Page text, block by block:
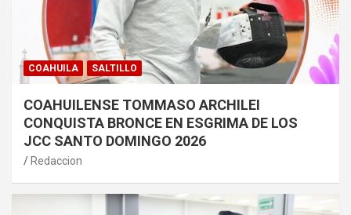
COAHUILA SALTILLO
COAHUILENSE TOMMASO ARCHILEI
CONQUISTA BRONCE EN ESGRIMA DE LOS
JCC SANTO DOMINGO 2026
Redaccion